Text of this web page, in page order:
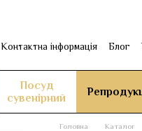
Контактна інформація Блог
Посуд
сувенірний
Головна Каталог